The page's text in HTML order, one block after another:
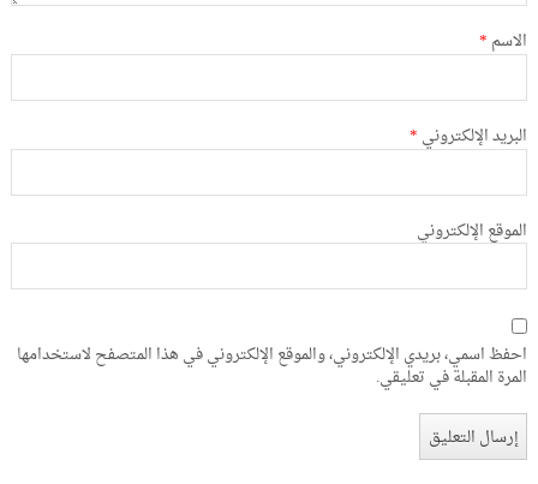
الاسم *
البريد الإلكتروني *
الموقع الإلكتروني
احفظ اسمي، بريدي الإلكتروني، والموقع الإلكتروني في هذا المتصفح لاستخدامها
المرة المقبلة في تعليقي.